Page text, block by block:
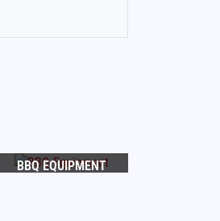
BBQ EQUIPMENT